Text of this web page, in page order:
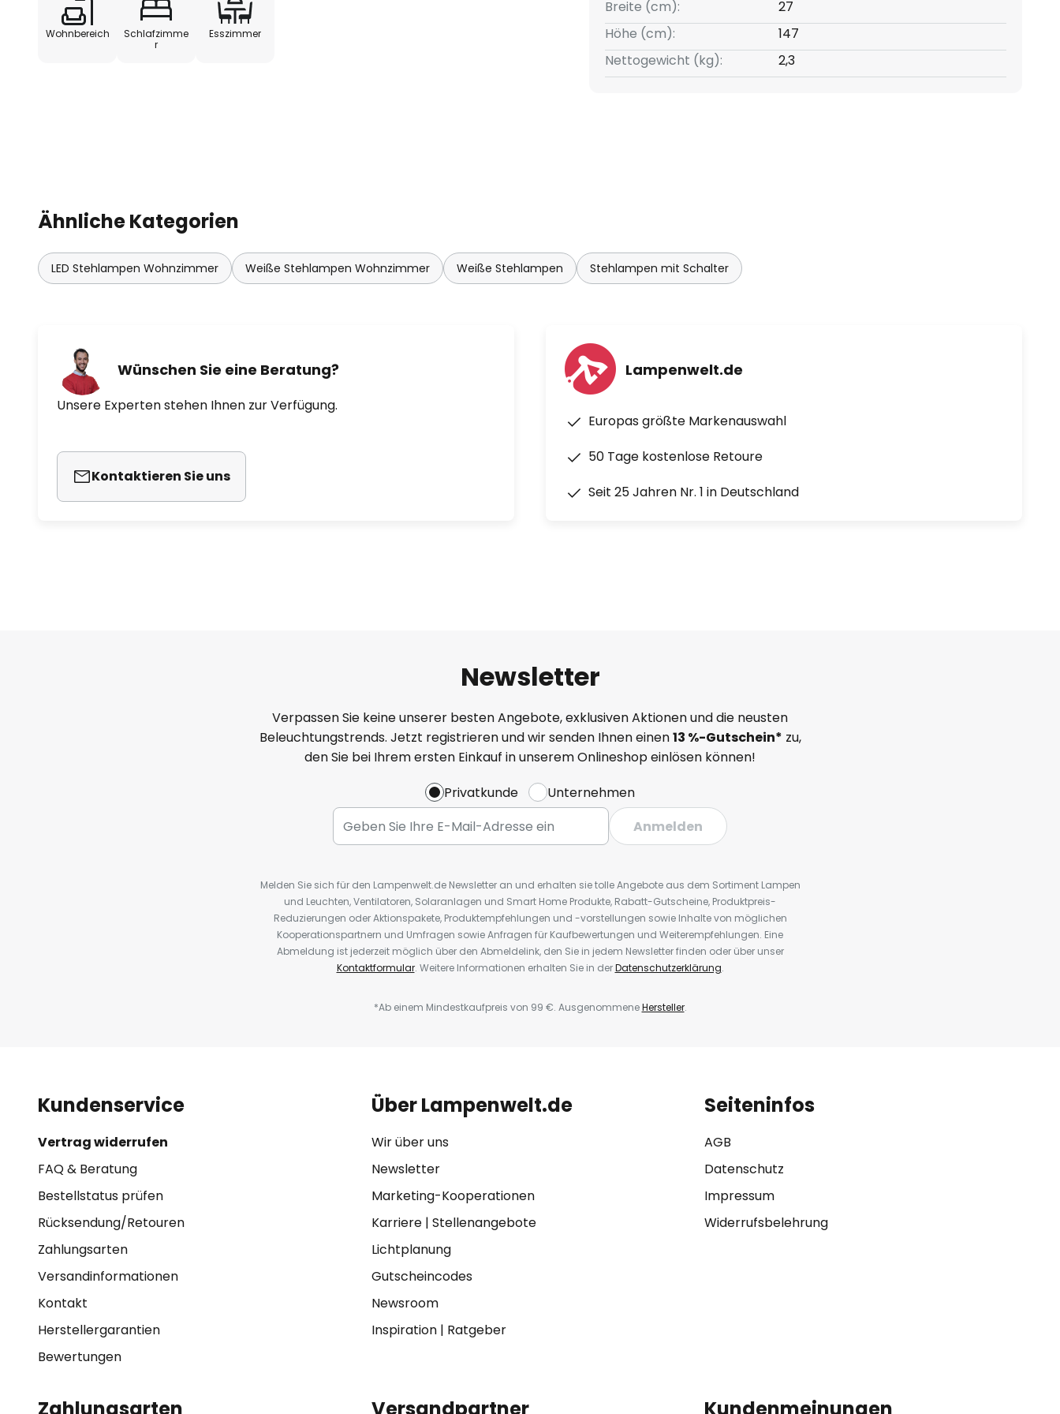
mitgelieferte LED-Lampe ausgestattet. Deren warmweißes
Licht lässt den Glasschirm als homogen leuchtende Sphäre
Wohnbereich
Schlafzimme
r
Esszimmer
Breite (cm):
27
Höhe (cm):
147
Nettogewicht (kg):
2,3
Ähnliche Kategorien
LED Stehlampen Wohnzimmer Weiße Stehlampen Wohnzimmer Weiße Stehlampen Stehlampen mit Schalter
Wünschen Sie eine Beratung?
Unsere Experten stehen Ihnen zur Verfügung.
Kontaktieren Sie uns
Lampenwelt.de
Europas größte Markenauswahl
50 Tage kostenlose Retoure
Seit 25 Jahren Nr. 1 in Deutschland
Newsletter
Verpassen Sie keine unserer besten Angebote, exklusiven Aktionen und die neusten
Beleuchtungstrends. Jetzt registrieren und wir senden Ihnen einen13 %-Gutschein* zu,
den Sie bei Ihrem ersten Einkauf in unserem Onlineshop einlösen können!
Privatkunde
Unternehmen
Anmelden
Melden Sie sich für den Lampenwelt.de Newsletter an und erhalten sie tolle Angebote aus dem Sortiment Lampen
und Leuchten, Ventilatoren, Solaranlagen und Smart Home Produkte, Rabatt-Gutscheine, Produktpreis-
Reduzierungen oder Aktionspakete, Produktempfehlungen und -vorstellungen sowie Inhalte von möglichen
Kooperationspartnern und Umfragen sowie Anfragen für Kaufbewertungen und Weiterempfehlungen. Eine
Abmeldung ist jederzeit möglich über den Abmeldelink, den Sie in jedem Newsletter finden oder über unser
Kontaktformular. Weitere Informationen erhalten Sie in derDatenschutzerklärung.
*Ab einem Mindestkaufpreis von 99 €. AusgenommeneHersteller.
Kundenservice
Vertrag widerrufen
FAQ & Beratung
Bestellstatus prüfen
Rücksendung/Retouren
Zahlungsarten
Versandinformationen
Kontakt
Herstellergarantien
Bewertungen
Über Lampenwelt.de
Wir über uns
Newsletter
Marketing-Kooperationen
Karriere| Stellenangebote
Lichtplanung
Gutscheincodes
Newsroom
Inspiration| Ratgeber
Seiteninfos
AGB
Datenschutz
Impressum
Widerrufsbelehrung